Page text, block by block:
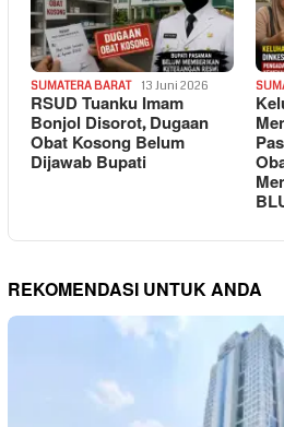
SUMATERA BARAT 13 Juni 2026
RSUD Tuanku Imam
Bonjol Disorot, Dugaan
Obat Kosong Belum
Dijawab Bupati
REKOMENDASI UNTUK ANDA